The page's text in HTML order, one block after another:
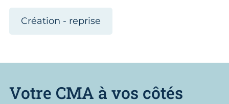
Création - reprise
Votre CMA à vos côtés